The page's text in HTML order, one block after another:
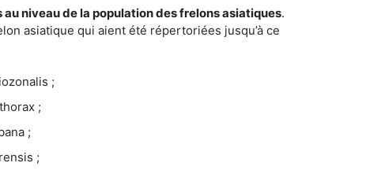
niveau de la population des frelons asiatiques.
asiatique qui aient été répertoriées jusqu’à ce
;
;
;
;